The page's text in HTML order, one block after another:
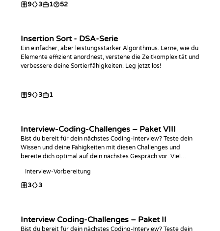
9 3 1 52
Insertion Sort - DSA-Serie
Ein einfacher, aber leistungsstarker Algorithmus. Lerne, wie du
Elemente effizient anordnest, verstehe die Zeitkomplexität und
verbessere deine Sortierfähigkeiten. Leg jetzt los!
9 3 1
Interview-Coding-Challenges – Paket VIII
Bist du bereit für dein nächstes Coding-Interview? Teste dein
Wissen und deine Fähigkeiten mit diesen Challenges und
bereite dich optimal auf dein nächstes Gespräch vor. Viel
Interview-Vorbereitung
3 3
Interview Coding-Challenges – Paket II
Bist du bereit für dein nächstes Coding-Interview? Teste dein